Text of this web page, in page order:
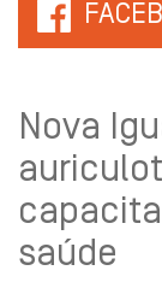
Nova
saúde